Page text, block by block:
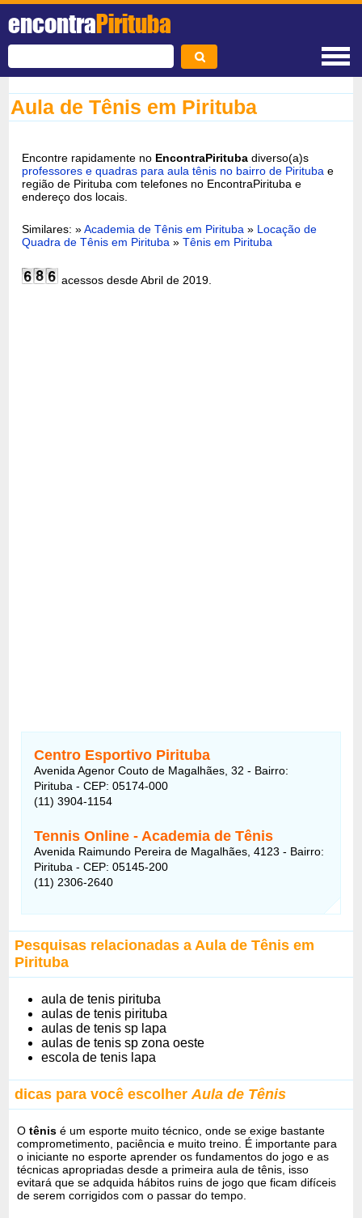
encontraPirituba
Aula de Tênis em Pirituba
Encontre rapidamente no EncontraPirituba diverso(a)s
professores e quadras para aula tênis no bairro de Pirituba e
região de Pirituba com telefones no EncontraPirituba e
endereço dos locais.
Similares: »Academia de Tênis em Pirituba » Locação de
Quadra de Tênis em Pirituba »Tênis em Pirituba
acessos desde Abril de 2019.
Centro Esportivo Pirituba
Avenida Agenor Couto de Magalhães, 32 - Bairro:
Pirituba - CEP: 05174-000
(11) 3904-1154
Tennis Online - Academia de Tênis
Avenida Raimundo Pereira de Magalhães, 4123 - Bairro:
Pirituba - CEP: 05145-200
(11) 2306-2640
Pesquisas relacionadas a Aula de Tênis em
Pirituba
aula de tenis pirituba
aulas de tenis pirituba
aulas de tenis sp lapa
aulas de tenis sp zona oeste
escola de tenis lapa
dicas para você escolher Aula de Tênis
Otênis é um esporte muito técnico, onde se exige bastante
comprometimento, paciência e muito treino. É importante para
o iniciante no esporte aprender os fundamentos do jogo e as
técnicas apropriadas desde a primeira aula de tênis, isso
evitará que se adquida hábitos ruins de jogo que ficam difíceis
de serem corrigidos com o passar do tempo.